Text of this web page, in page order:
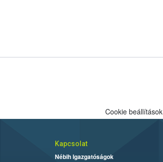
Cookie beállítások
Kapcsolat
Nébih Igazgatóságok